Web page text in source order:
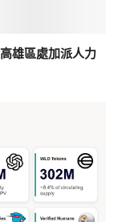
雄區處加派人力